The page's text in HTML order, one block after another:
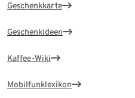
Geschenkkarte
Geschenkideen
Kaffee-Wiki
Mobilfunklexikon